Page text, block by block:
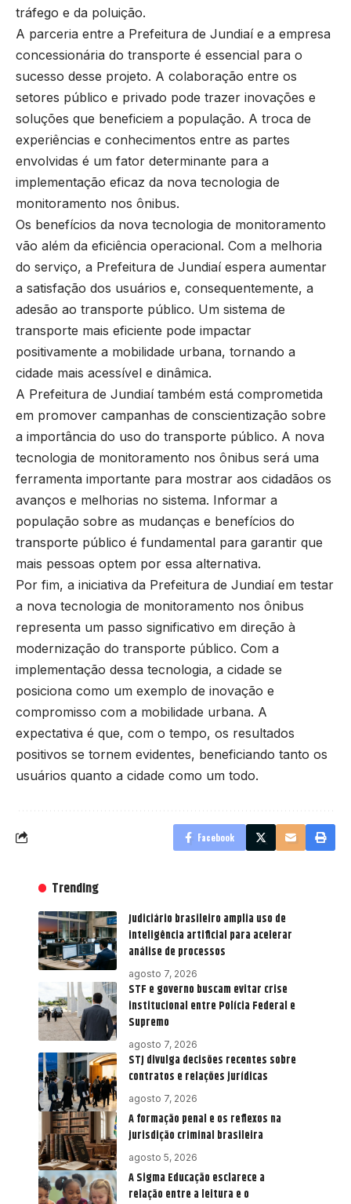
tráfego e da poluição.
A parceria entre a Prefeitura de Jundiaí e a empresa
concessionária do transporte é essencial para o
sucesso desse projeto. A colaboração entre os
setores público e privado pode trazer inovações e
soluções que beneficiem a população. A troca de
experiências e conhecimentos entre as partes
envolvidas é um fator determinante para a
implementação eficaz da nova tecnologia de
monitoramento nos ônibus.
Os benefícios da nova tecnologia de monitoramento
vão além da eficiência operacional. Com a melhoria
do serviço, a Prefeitura de Jundiaí espera aumentar
a satisfação dos usuários e, consequentemente, a
adesão ao transporte público. Um sistema de
transporte mais eficiente pode impactar
positivamente a mobilidade urbana, tornando a
cidade mais acessível e dinâmica.
A Prefeitura de Jundiaí também está comprometida
em promover campanhas de conscientização sobre
a importância do uso do transporte público. A nova
tecnologia de monitoramento nos ônibus será uma
ferramenta importante para mostrar aos cidadãos os
avanços e melhorias no sistema. Informar a
população sobre as mudanças e benefícios do
transporte público é fundamental para garantir que
mais pessoas optem por essa alternativa.
Por fim, a iniciativa da Prefeitura de Jundiaí em testar
a nova tecnologia de monitoramento nos ônibus
representa um passo significativo em direção à
modernização do transporte público. Com a
implementação dessa tecnologia, a cidade se
posiciona como um exemplo de inovação e
compromisso com a mobilidade urbana. A
expectativa é que, com o tempo, os resultados
positivos se tornem evidentes, beneficiando tanto os
usuários quanto a cidade como um todo.
Facebook
Trending
Judiciário brasileiro amplia uso de
inteligência artificial para acelerar
análise de processos
agosto 7, 2026
STF e governo buscam evitar crise
institucional entre Polícia Federal e
Supremo
agosto 7, 2026
STJ divulga decisões recentes sobre
contratos e relações jurídicas
agosto 7, 2026
A formação penal e os reflexos na
jurisdição criminal brasileira
agosto 5, 2026
A Sigma Educação esclarece a
relação entre a leitura e o